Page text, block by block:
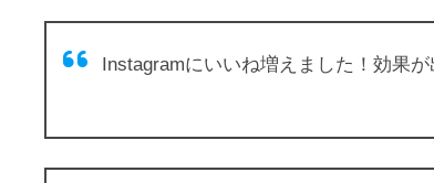
Instagramにいいね増えました！効果